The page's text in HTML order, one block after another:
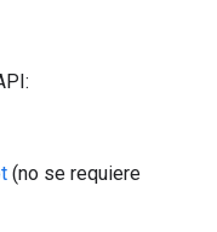
(no se requiere